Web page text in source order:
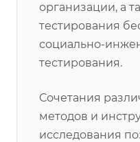
организации, а
тестирования
социально-
тестирования.
Сочетания
методов и
исследования